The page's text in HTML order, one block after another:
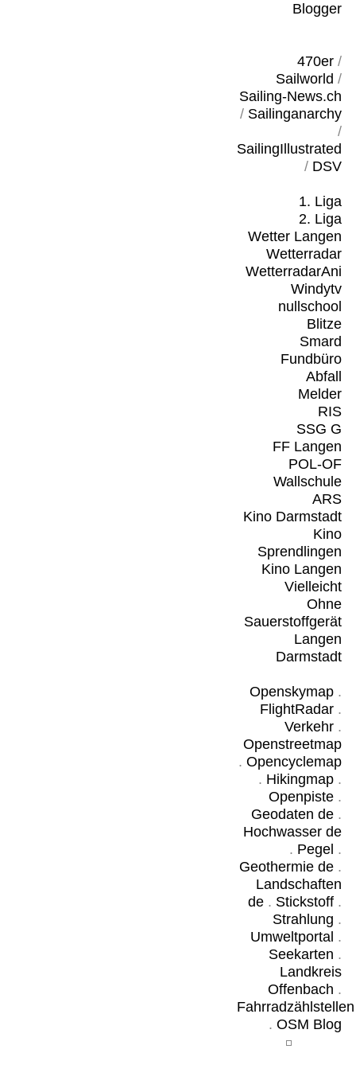
Blogger
470er/
Sailworld /
Sailing-News.ch
/ Sailinganarchy
/
SailingIllustrated
/ DSV
1. Liga
2. Liga
Wetter Langen
Wetterradar
WetterradarAni
Windytv
nullschool
Blitze
Smard
Fundbüro
Abfall
Melder
RIS
SSG G
FF Langen
POL-OF
Wallschule
ARS
Kino Darmstadt
Kino
Sprendlingen
Kino Langen
Vielleicht
Ohne
Sauerstoffgerät
Langen
Darmstadt
Openskymap.
FlightRadar.
Verkehr.
Openstreetmap
. Opencyclemap
. Hikingmap.
Openpiste.
Geodaten de.
Hochwasser de
. Pegel .
Geothermie de.
Landschaften
de. Stickstoff.
Strahlung .
Umweltportal .
Seekarten .
Landkreis
Offenbach .
Fahrradzählstellen
. OSM Blog